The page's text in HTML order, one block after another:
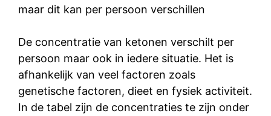
maar dit kan per persoon verschillen
De concentratie van ketonen verschilt per
persoon maar ook in iedere situatie. Het is
afhankelijk van veel factoren zoals
genetische factoren, dieet en fysiek activiteit.
In de tabel zijn de concentraties te zijn onder